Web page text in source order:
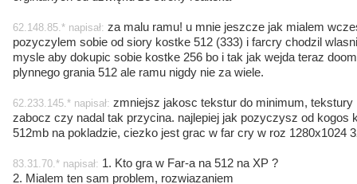
62.148.85.* napisał: za malu ramu! u mnie jeszcze jak mialem
pozyczylem sobie od siory kostke 512 (333) i farcry chodzil
mysle aby dokupic sobie kostke 256 bo i tak jak wejda teraz
plynnego grania 512 ale ramu nigdy nie za wiele.
62.233.145.* napisał: zmniejsz jakosc tekstur do minimum, tekstury
zabocz czy nadal tak przycina. najlepiej jak pozyczysz od kogos
512mb na pokladzie, ciezko jest grac w far cry w roz 1280x1024
83.31.70.* napisał: 1. Kto gra w Far-a na 512 na XP ?
2. Mialem ten sam problem, rozwiazaniem